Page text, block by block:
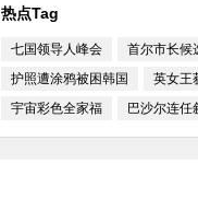
热点Tag
七国领导人峰会
首尔市长候
护照遭涂鸦被困韩国
英女王
宇宙彩色全家福
巴沙尔连任